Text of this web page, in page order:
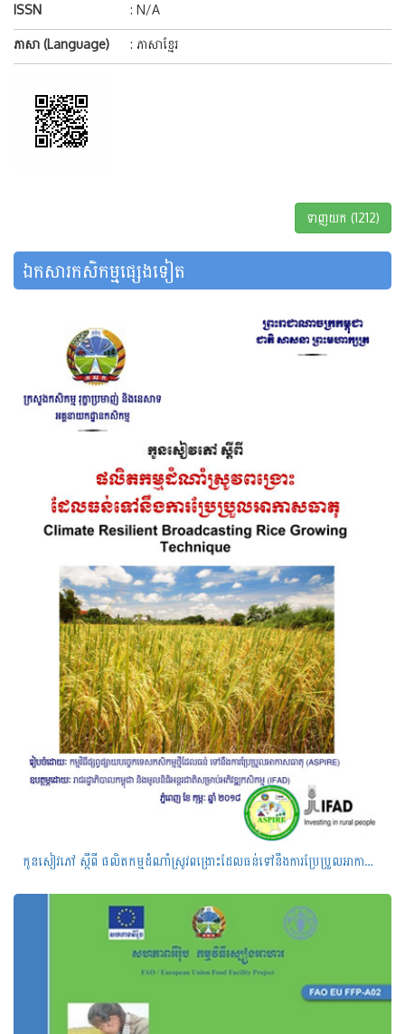
ISSN : N/A
ភាសា (Language) : ភាសាខ្មែរ
ទាញយក (1212)
ឯកសារកសិកម្មផ្សេងទៀត
កូន​សៀវភៅ ​ស្ដីពី​ ផលិត​កម្ម​ដំណាំស្រូវ​ពង្រោះ​ដែល​ធន់​ទៅ​នឹង​​ការ​ប្រែ​ប្រួល​អាកាស​ធាតុ​